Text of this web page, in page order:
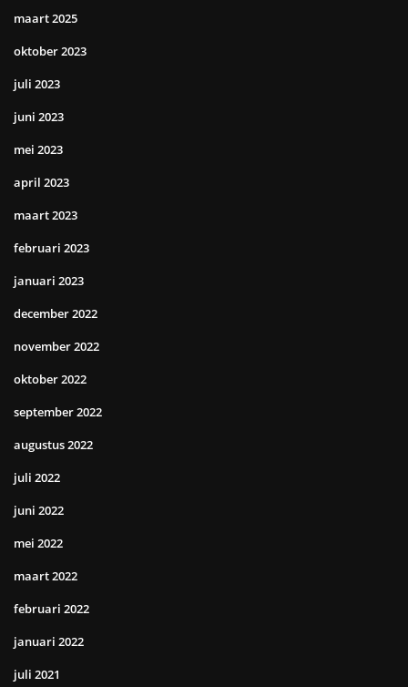
maart 2025
oktober 2023
juli 2023
juni 2023
mei 2023
april 2023
maart 2023
februari 2023
januari 2023
december 2022
november 2022
oktober 2022
september 2022
augustus 2022
juli 2022
juni 2022
mei 2022
maart 2022
februari 2022
januari 2022
juli 2021